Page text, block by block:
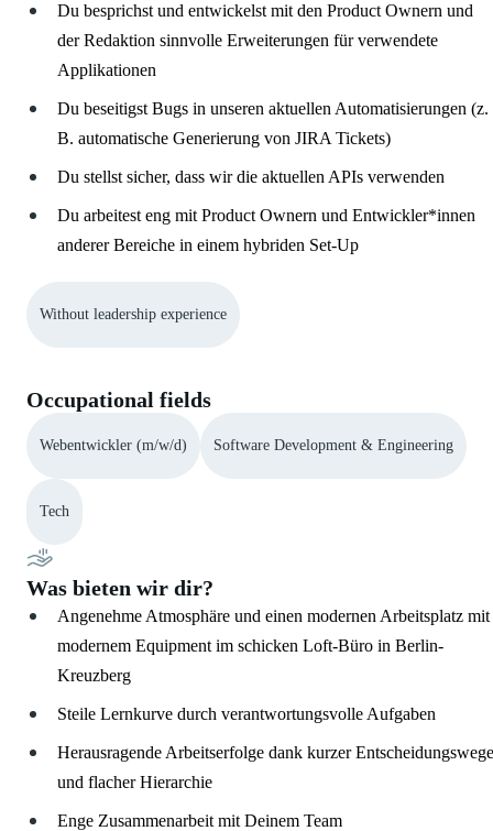
Du besprichst und entwickelst mit den Product Ownern und
der Redaktion sinnvolle Erweiterungen für verwendete
Applikationen
Du beseitigst Bugs in unseren aktuellen Automatisierungen (z.
B. automatische Generierung von JIRA Tickets)
Du stellst sicher, dass wir die aktuellen APIs verwenden
Du arbeitest eng mit Product Ownern und Entwickler*innen
anderer Bereiche in einem hybriden Set-Up
Without leadership experience
Occupational fields
Webentwickler (m/w/d) Software Development & Engineering
Tech
Was bieten wir dir?
Angenehme Atmosphäre und einen modernen Arbeitsplatz mit
modernem Equipment im schicken Loft-Büro in Berlin-
Kreuzberg
Steile Lernkurve durch verantwortungsvolle Aufgaben
Herausragende Arbeitserfolge dank kurzer Entscheidungswege
und flacher Hierarchie
Enge Zusammenarbeit mit Deinem Team